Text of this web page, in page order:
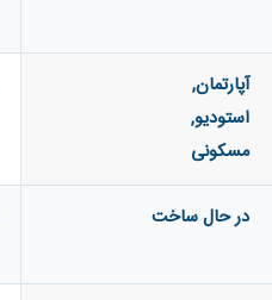
آپارتمان,
استودیو,
مسکونی
در حال ساخت